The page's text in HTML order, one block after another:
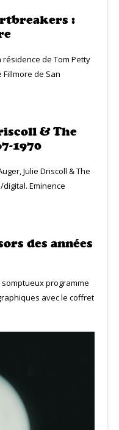
:
de Tom Petty
de San
& The
1970
Julie Driscoll & The
Eminence
des années
programme
avec le coffret